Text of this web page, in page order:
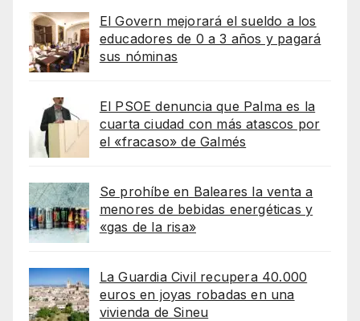
El Govern mejorará el sueldo a los
educadores de 0 a 3 años y pagará
sus nóminas
El PSOE denuncia que Palma es la
cuarta ciudad con más atascos por
el «fracaso» de Galmés
Se prohíbe en Baleares la venta a
menores de bebidas energéticas y
«gas de la risa»
La Guardia Civil recupera 40.000
euros en joyas robadas en una
vivienda de Sineu